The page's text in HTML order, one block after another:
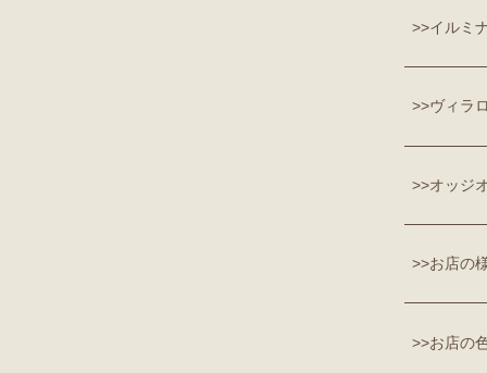
イルミ
ヴィラ
オッジ
お店の
お店の